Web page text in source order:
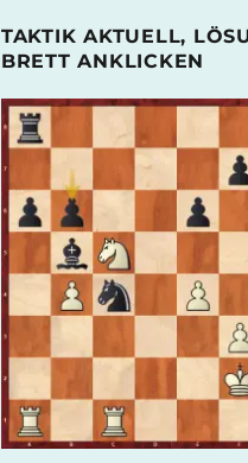
TAKTIK AKTUELL,
BRETT ANKLICKEN